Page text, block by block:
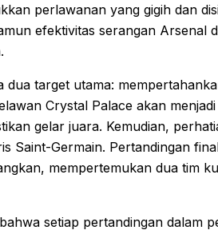
perlawanan yang gigih dan
efektivitas serangan Arsenal
target utama:
Crystal Palace akan
gelar juara. Kemudian,
Saint-Germain. Pertandingan
mempertemukan dua tim
setiap pertandingan dalam